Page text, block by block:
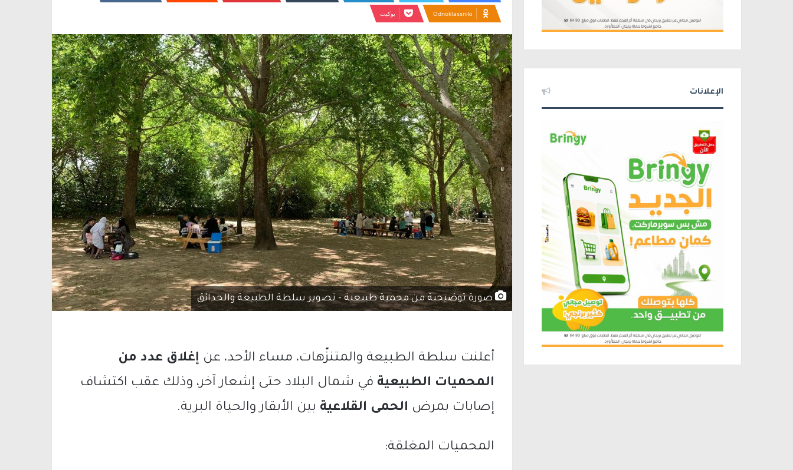
Odnoklassniki بوكيت
صورة توضيحية من محمية طبيعية - تصوير سلطة الطبيعة والحدائق
أعلنت سلطة الطبيعة والمتنزّهات، مساء الأحد، عن إغلاق عدد من
المحميات الطبيعية في شمال البلاد حتى إشعار آخر، وذلك عقب اكتشاف
إصابات بمرض الحمى القلاعية بين الأبقار والحياة البرية.
المحميات المغلقة:
الإعلانات